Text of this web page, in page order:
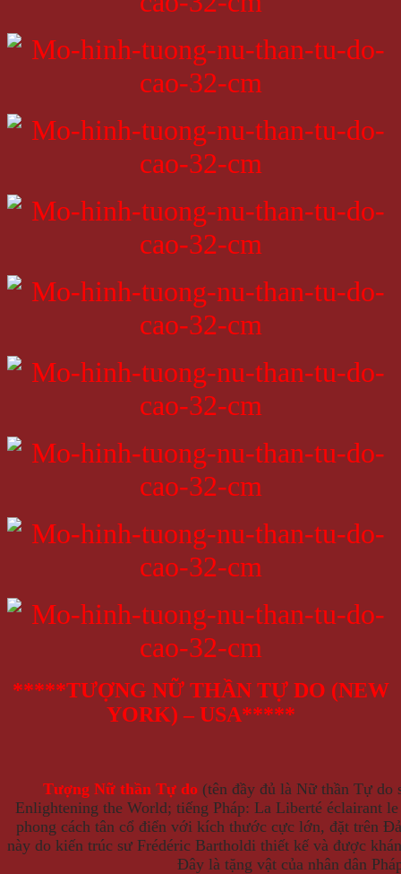
*****TƯỢNG NỮ THẦN TỰ DO (NEW
YORK) – USA*****
Tượng Nữ thần Tự do(tên đầy đủ là Nữ thần Tự do
Enlightening the World; tiếng Pháp: La Liberté éclairant
phong cách tân cổ điển với kích thước cực lớn, đặt trên
này do kiến trúc sư Frédéric Bartholdi thiết kế và được
Đây là tặng vật của nhân dân